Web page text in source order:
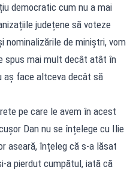
democratic cum nu a mai
județene să voteze
nominalizările de miniștri, vom
spus mai mult decât atât în
aș face altceva decât să
pe care le avem în acest
Dan nu se înțelege cu Ilie
aseară, înțeleg că s-a lăsat
a pierdut cumpătul, iată că